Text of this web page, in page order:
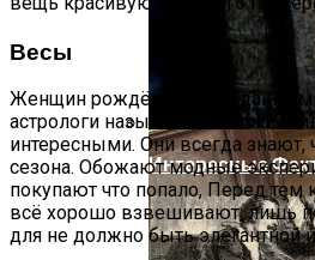
Интересные
Весы
Женщин рождённых под данным
астрологи называют самыми
интересными. Они всегда знают,
сезона. Обожают модные
покупают что попало, Перед тем
всё хорошо взвешивают, лишь
для не должно быть элегантной